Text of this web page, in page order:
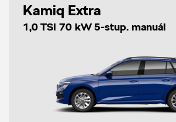
Kamiq Extra
1,0 TSI 70 kW 5-stup. manuál